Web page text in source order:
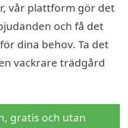
vår plattform gör det
och få det
dina behov. Ta det
vackrare trädgård
gratis och utan